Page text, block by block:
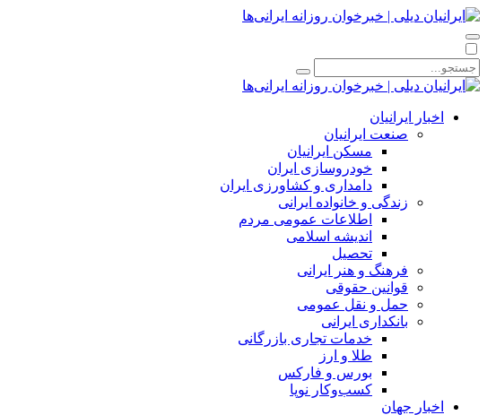
اخبار ایرانیان
صنعت ایرانیان
مسکن ایرانیان
خودروسازی ایران
دامداری و کشاورزی ایران
زندگی و خانواده ایرانی
اطلاعات عمومی مردم
اندیشه اسلامی
تحصیل
فرهنگ و هنر ایرانی
قوانین حقوقی
حمل و نقل عمومی
بانکداری ایرانی
خدمات تجاری بازرگانی
طلا و ارز
بورس و فارکس
کسب‌وکار نوپا
اخبار جهان